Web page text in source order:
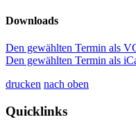
Downloads
Den gewählten Termin als
Den gewählten Termin als
drucken nach oben
Quicklinks